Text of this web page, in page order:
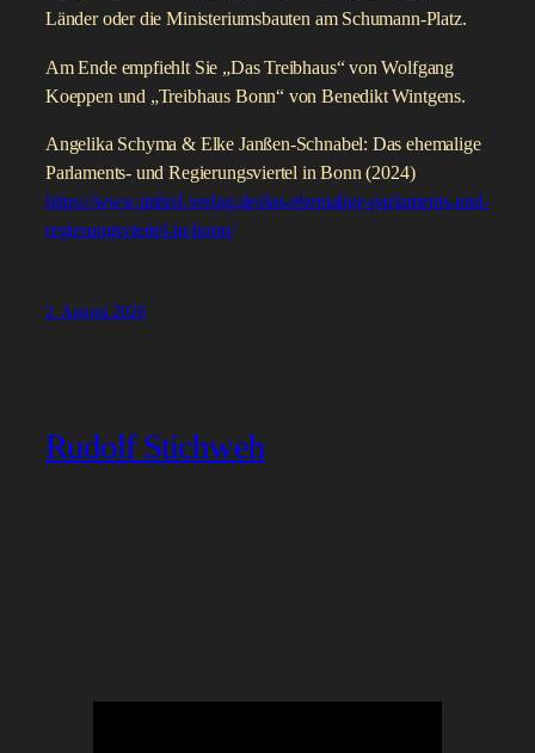
Länder oder die Ministeriumsbauten am Schumann-Platz.
Am Ende empfiehlt Sie „Das Treibhaus“ von Wolfgang
Koeppen und „Treibhaus Bonn“ von Benedikt Wintgens.
Angelika Schyma & Elke Janßen-Schnabel: Das ehemalige
Parlaments- und Regierungsviertel in Bonn (2024)
https://www.imhof-verlag.de/das-ehemalige-parlaments-und-
regierungsviertel-in-bonn/
2. August 2026
Rudolf Stichweh